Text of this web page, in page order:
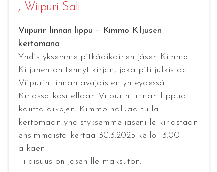
, Wiipuri-Sali
Viipurin linnan lippu – Kimmo Kiljusen
kertomana
Yhdistyksemme pitkäaikainen jäsen Kimmo
Kiljunen on tehnyt kirjan, joka piti julkistaa
Viipurin linnan avajaisten yhteydessä.
Kirjassa käsitellään Viipurin linnan lippua
kautta aikojen. Kimmo haluaa tulla
kertomaan yhdistyksemme jäsenille kirjastaan
ensimmäistä kertaa 30.3.2025 kello 13:00
alkaen.
Tilaisuus on jäsenille maksuton.